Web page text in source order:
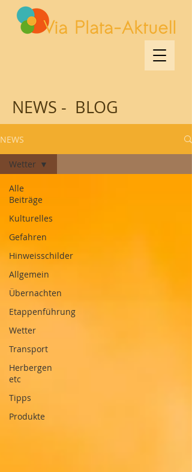
NEWS - BLOG
NEWS
Alle
Beiträge
Kulturelles
Gefahren
Hinweisschilder
Allgemein
Übernachten
Etappenführung
Wetter
Transport
Herbergen
etc
Tipps
Produkte
Wetter